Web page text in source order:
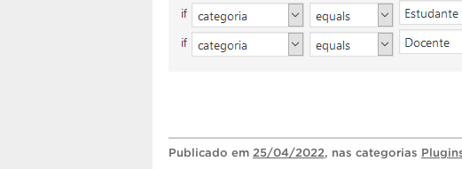
Publicado em 25/04/2022, nas categorias